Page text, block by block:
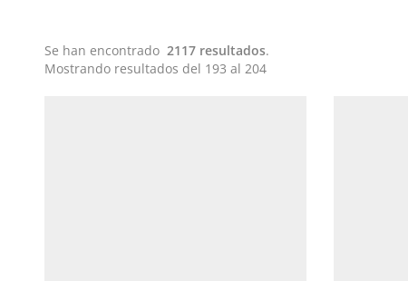
Se han encontrado 2117 resultados.
Mostrando resultados del 193 al 204